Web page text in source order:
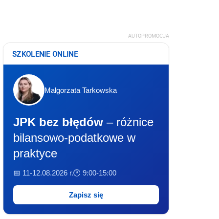
AUTOPROMOCJA
SZKOLENIE ONLINE
Małgorzata Tarkowska
JPK bez błędów – różnice
bilansowo-podatkowe w
praktyce
📅 11-12.08.2026 r.🕐 9:00-15:00
Zapisz się